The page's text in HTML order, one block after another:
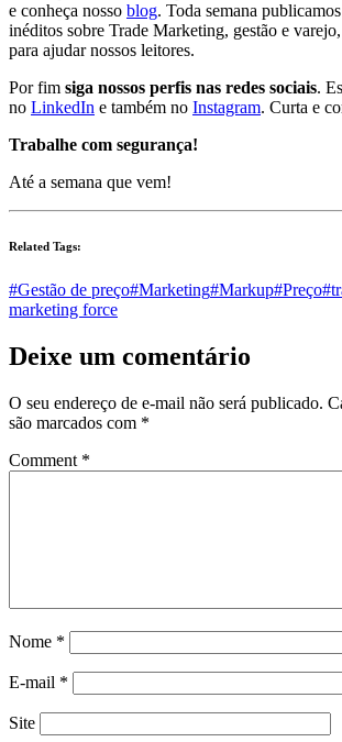
e conheça nosso blog. Toda semana
inéditos sobre Trade Marketing, gestão e
para ajudar nossos leitores.
Por fim siga nossos perfis nas redes sociais.
no LinkedIn e também no Instagram. Curta e
Trabalhe com segurança!
Até a semana que vem!
Related Tags:
#Gestão de preço#Marketing#Markup#Preço
marketing force
Deixe um comentário
O seu endereço de e-mail não será publicado.
são marcados com *
Comment *
Nome *
E-mail *
Site